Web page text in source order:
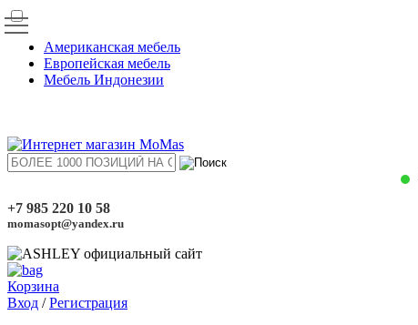
Американская мебель
Европейская мебель
Мебель Индонезии
+7 985 220 10 58
momasopt@yandex.ru
Корзина
Вход /Регистрация